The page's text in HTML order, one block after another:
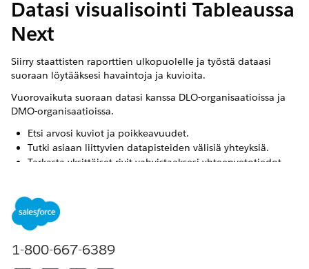
Datasi visualisointi Tableaussa
Next
Siirry staattisten raporttien ulkopuolelle ja työstä dataasi
suoraan löytääksesi havaintoja ja kuvioita.
Vuorovaikuta suoraan datasi kanssa DLO-organisaatioissa ja
DMO-organisaatioissa.
Etsi arvosi kuviot ja poikkeavuudet.
Tutki asiaan liittyvien datapisteiden välisiä yhteyksiä.
Tarkasta yksittäiset rivit vahvistaaksesi yhteenvetotiedot.
Tarkastele kullekin kentälle kohdistettua datatyyppiä.
Piilota tai näytä kenttiä optimoidaksesi datasi
perspektiiviä.
Valitse jokin näistä näkymistä tutkiaksesi dataasi:
1-800-667-6389